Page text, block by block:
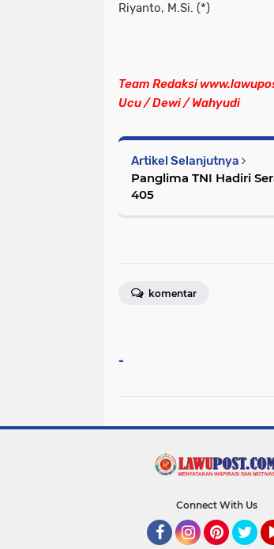
Riyanto, M.Si. (*)
Team Redaksi
Ucu / Dewi / Wahyudi
Artikel Selanjutnya
Panglima TNI Hadiri
405
komentar
-
Connect With Us